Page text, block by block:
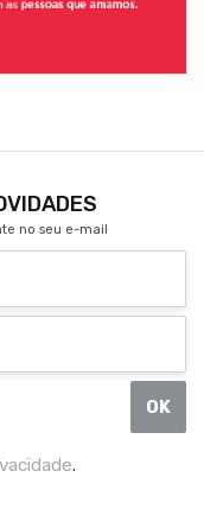
no seu e-mail
OK
.